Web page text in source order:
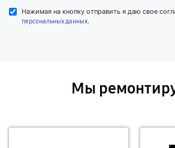
Нажимая на кнопку отправить я даю свое
персональных данных.
Мы